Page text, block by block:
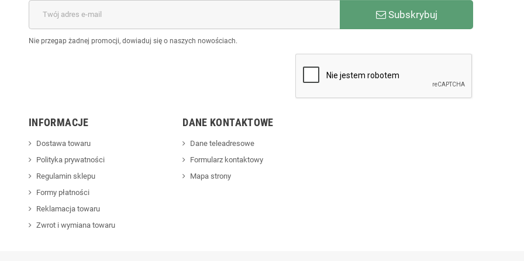
Subskrybuj
Nie przegap żadnej promocji, dowiaduj się o naszych nowościach.
INFORMACJE
Dostawa towaru
Polityka prywatności
Regulamin sklepu
Formy płatności
Reklamacja towaru
Zwrot i wymiana towaru
DANE KONTAKTOWE
Dane teleadresowe
Formularz kontaktowy
Mapa strony